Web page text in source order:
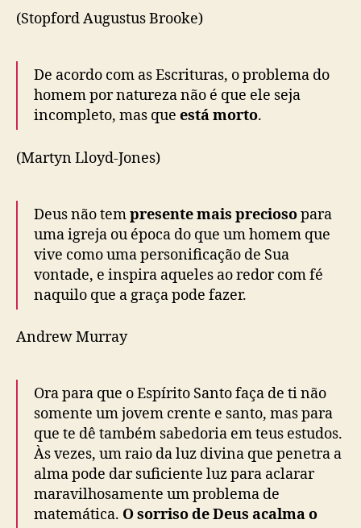
(Stopford Augustus Brooke)
De acordo com as Escrituras, o problema do
homem por natureza não é que ele seja
incompleto, mas que está morto.
(Martyn Lloyd-Jones)
Deus não tempresente mais preciosopara
uma igreja ou época do que um homem que
vive como uma personificação de Sua
vontade, e inspira aqueles ao redor com fé
naquilo que a graça pode fazer.
Andrew Murray
Ora para que o Espírito Santo faça de ti não
somente um jovem crente e santo, mas para
que te dê também sabedoria em teus estudos.
Às vezes, um raio da luz divina que penetra a
alma pode dar suficiente luz para aclarar
maravilhosamente um problema de
matemática. O sorriso de Deus acalma o